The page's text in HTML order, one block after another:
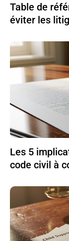
Table de
éviter les
Les 5
code civil à